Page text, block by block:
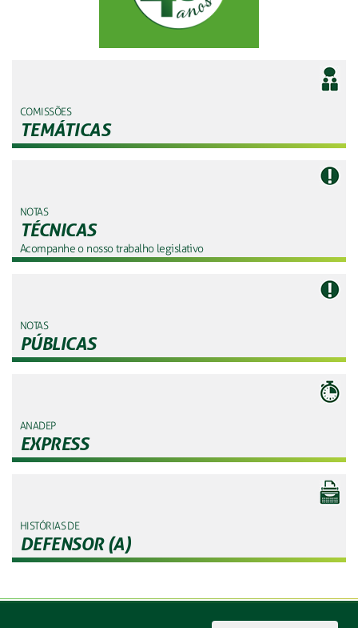
COMISSÕES
TEMÁTICAS
NOTAS
TÉCNICAS
Acompanhe o nosso trabalho legislativo
NOTAS
PÚBLICAS
ANADEP
EXPRESS
HISTÓRIAS DE
DEFENSOR (A)